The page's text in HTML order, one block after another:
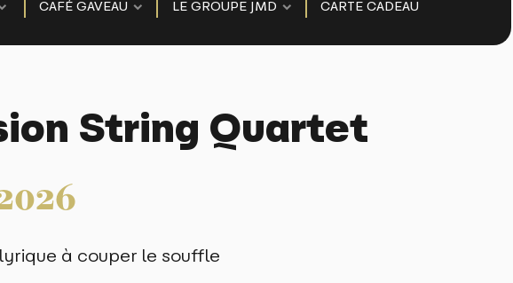
CAFÉ GAVEAU LE GROUPE JMD CARTE CADEAU
String Quartet
à couper le souffle